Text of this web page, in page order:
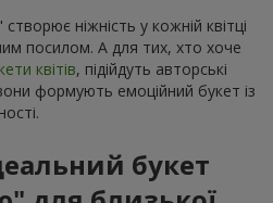
ніжність у кожній квітці
посилом. А для тих, хто хоче
квітів, підійдуть авторські
формують емоційний букет із
букет